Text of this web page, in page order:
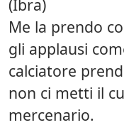
(Ibra)
Me la prendo
gli applausi
calciatore
non ci metti il
mercenario.